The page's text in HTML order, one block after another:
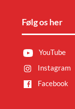
Følg os her
YouTube
Instagram
Facebook